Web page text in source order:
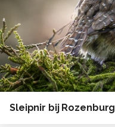
Sleipnir bij Rozenburg